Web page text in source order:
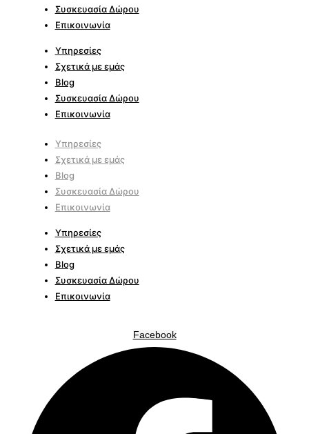
Συσκευασία Δώρου
Επικοινωνία
Υπηρεσίες
Σχετικά με εμάς
Blog
Συσκευασία Δώρου
Επικοινωνία
Υπηρεσίες
Σχετικά με εμάς
Blog
Συσκευασία Δώρου
Επικοινωνία
Υπηρεσίες
Σχετικά με εμάς
Blog
Συσκευασία Δώρου
Επικοινωνία
Facebook